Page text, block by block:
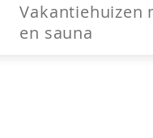
Vakantiehuizen
en sauna